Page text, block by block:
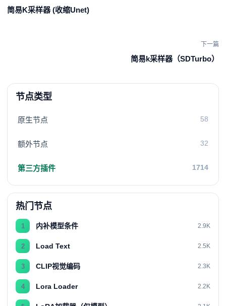
简易K采样器 (收缩Unet)
下一篇
简易k采样器（SDTurbo）
节点类型
原生节点 58
额外节点 32
第三方插件 1714
热门节点
1 内补模型条件 2.9K
2 Load Text 2.5K
3 CLIP视觉编码 2.3K
4 Lora Loader 2.2K